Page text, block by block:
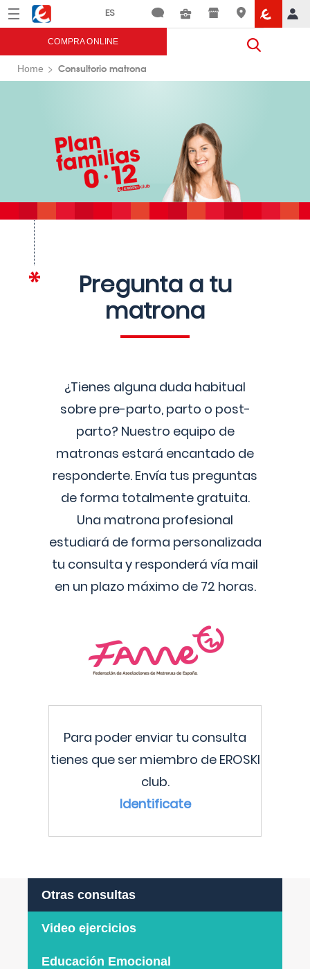
Menú Eroski
COMPRA ONLINE
Home Consultorio matrona
Pregunta a tu
matrona
¿Tienes alguna duda habitual
sobre pre-parto, parto o post-
parto? Nuestro equipo de
matronas estará encantado de
responderte. Envía tus preguntas
de forma totalmente gratuita.
Una matrona profesional
estudiará de forma personalizada
tu consulta y responderá vía mail
en un plazo máximo de 72 horas.
Para poder enviar tu consulta
tienes que ser miembro de EROSKI
club.
Identificate
Otras consultas
Video ejercicios
Educación Emocional